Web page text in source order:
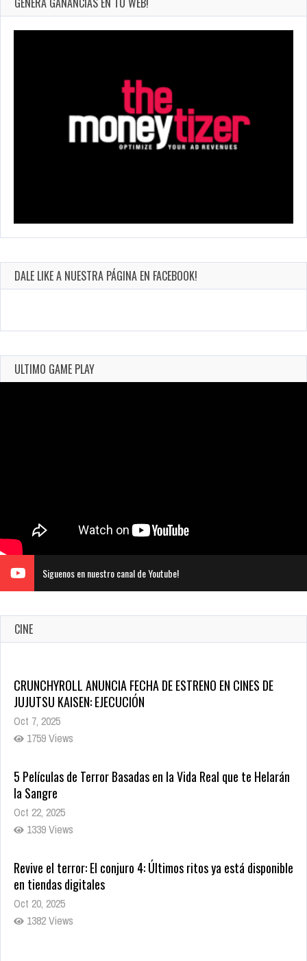
DALE LIKE A NUESTRA PÁGINA EN FACEBOOK!
ULTIMO GAME PLAY
Siguenos en nuestro canal de Youtube!
CINE
CRUNCHYROLL ANUNCIA FECHA DE ESTRENO EN CINES DE
JUJUTSU KAISEN: EJECUCIÓN
Oct 7, 2025
1759 Views
5 Películas de Terror Basadas en la Vida Real que te Helarán
la Sangre
Oct 22, 2025
1339 Views
Revive el terror: El conjuro 4: Últimos ritos ya está disponible
en tiendas digitales
Oct 20, 2025
1382 Views